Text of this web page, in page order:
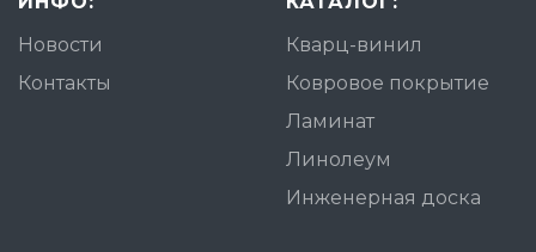
Новости
Контакты
Кварц-винил
Ковровое покрытие
Ламинат
Линолеум
Инженерная доска